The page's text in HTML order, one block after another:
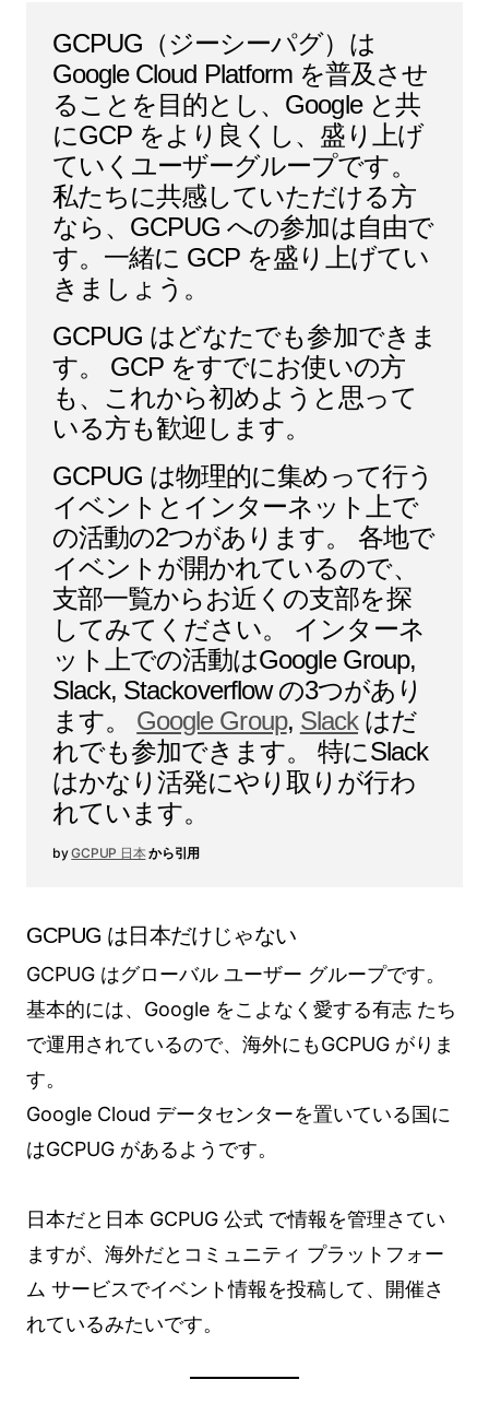
GCPUG（ジーシーパグ）は
Google Cloud Platform を普及させ
ることを目的とし、Google と共
にGCP をより良くし、盛り上げ
ていくユーザーグループです。
私たちに共感していただける方
なら、GCPUG への参加は自由で
す。一緒に GCP を盛り上げてい
きましょう。
GCPUG はどなたでも参加できま
す。 GCP をすでにお使いの方
も、これから初めようと思って
いる方も歓迎します。
GCPUG は物理的に集めって行う
イベントとインターネット上で
の活動の2つがあります。 各地で
イベントが開かれているので、
支部一覧からお近くの支部を探
してみてください。 インターネ
ット上での活動はGoogle Group,
Slack, Stackoverflow の3つがあり
ます。 Google Group, Slackはだ
れでも参加できます。 特にSlack
はかなり活発にやり取りが行わ
れています。
GCPUP 日本から引用
GCPUG は日本だけじゃない
GCPUG はグローバル ユーザー グループです。
基本的には、Google をこよなく愛する有志 たち
で運用されているので、海外にもGCPUG がりま
す。
Google Cloud データセンターを置いている国に
はGCPUG があるようです。
日本だと日本 GCPUG 公式 で情報を管理さてい
ますが、海外だとコミュニティ プラットフォー
ム サービスでイベント情報を投稿して、開催さ
れているみたいです。